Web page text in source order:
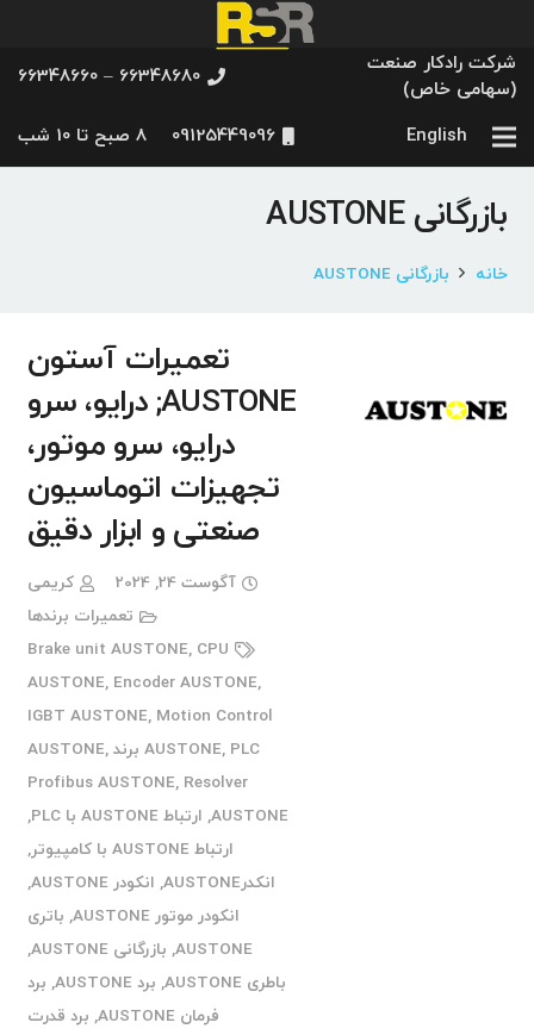
شرکت رادکار صنعت
(سهامی خاص)
66348680 – 66348660
English
09125449096 8 صبح تا 10 شب
بازرگانی AUSTONE
خانه بازرگانی AUSTONE
تعمیرات آستون
AUSTONE; درایو، سرو
درایو، سرو موتور،
تجهیزات اتوماسیون
صنعتی و ابزار دقیق
آگوست 24, 2024
کریمی
تعمیرات برندها
Brake unit AUSTONE, CPU
AUSTONE, Encoder AUSTONE,
IGBT AUSTONE, Motion Control
AUSTONE, PLC برند AUSTONE
,
Profibus AUSTONE, Resolver
AUSTONE
, ارتباط AUSTONE با PLC
,
ارتباط AUSTONE با کامپیوتر
,
انکدرAUSTONE
, انکودر AUSTONE
,
انکودر موتور AUSTONE
, باتری
AUSTONE
, بازرگانی AUSTONE
,
باطری AUSTONE
, برد AUSTONE , برد
فرمان AUSTONE
, برد قدرت